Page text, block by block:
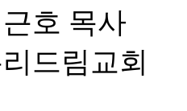
호 목사
드림교회